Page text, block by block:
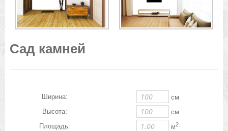
Сад камней
Ширина:
см
Высота:
см
Площадь:
м2